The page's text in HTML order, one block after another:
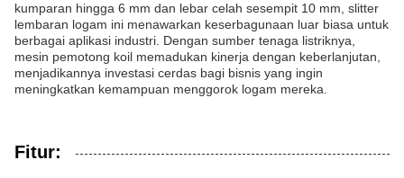
kumparan hingga 6 mm dan lebar celah sesempit 10 mm, slitter
lembaran logam ini menawarkan keserbagunaan luar biasa untuk
berbagai aplikasi industri. Dengan sumber tenaga listriknya,
mesin pemotong koil memadukan kinerja dengan keberlanjutan,
menjadikannya investasi cerdas bagi bisnis yang ingin
meningkatkan kemampuan menggorok logam mereka.
Fitur: